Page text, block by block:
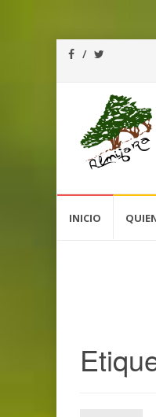
INICIO